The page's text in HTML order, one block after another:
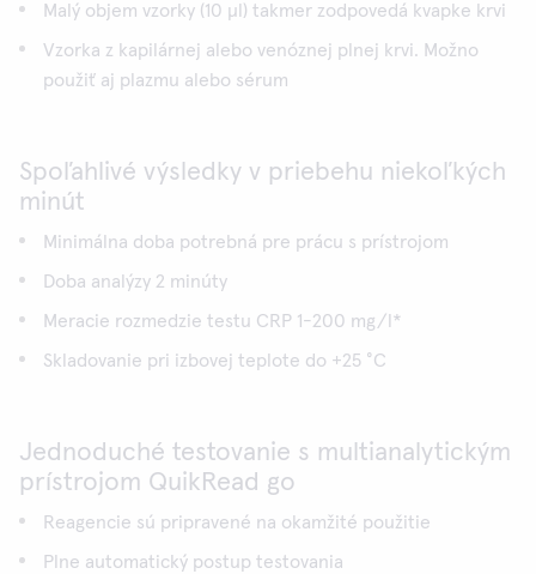
Malý objem vzorky (10 μl) takmer zodpovedá kvapke krvi
Vzorka z kapilárnej alebo venóznej plnej krvi. Možno
použiť aj plazmu alebo sérum
Spoľahlivé výsledky v priebehu niekoľkých
minút
Minimálna doba potrebná pre prácu s prístrojom
Doba analýzy 2 minúty
Meracie rozmedzie testu CRP 1-200 mg/l*
Skladovanie pri izbovej teplote do +25 °C
Jednoduché testovanie s multianalytickým
prístrojom QuikRead go
Reagencie sú pripravené na okamžité použitie
Plne automatický postup testovania